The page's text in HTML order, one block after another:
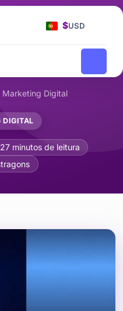
$USD
Marketing Digital
DIGITAL
Email
27 minutos de leitura